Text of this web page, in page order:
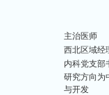
主治医师
西北区域经
内科党支部
研究方向为
与开发